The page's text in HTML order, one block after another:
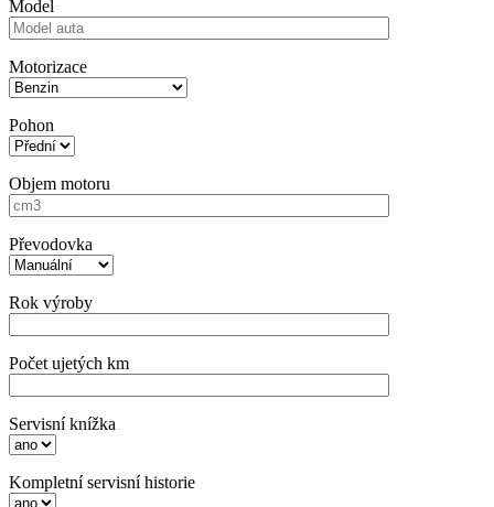
Model
Motorizace
Pohon
Objem motoru
Převodovka
Rok výroby
Počet ujetých km
Servisní knížka
Kompletní servisní historie